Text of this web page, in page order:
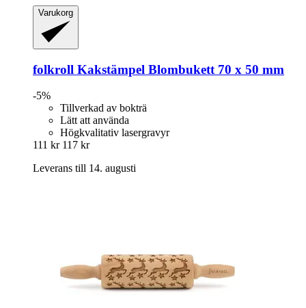
Varukorg
folkroll Kakstämpel Blombukett 70 x 50 mm
-5%
Tillverkad av bokträ
Lätt att använda
Högkvalitativ lasergravyr
111 kr 117 kr
Leverans till 14. augusti